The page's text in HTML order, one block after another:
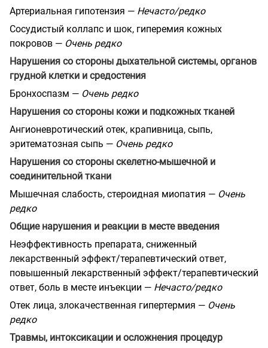
Артериальная гипотензия — Нечасто/редко
Сосудистый коллапс и шок, гиперемия кожных
покровов — Очень редко
Нарушения со стороны дыхательной системы, органов
грудной клетки и средостения
Бронхоспазм — Очень редко
Нарушения со стороны кожи и подкожных тканей
Ангионевротический отек, крапивница, сыпь,
эритематозная сыпь — Очень редко
Нарушения со стороны скелетно-мышечной и
соединительной ткани
Мышечная слабость, стероидная миопатия — Очень
редко
Общие нарушения и реакции в месте введения
Неэффективность препарата, сниженный
лекарственный эффект/терапевтический ответ,
повышенный лекарственный эффект/терапевтический
ответ, боль в месте инъекции — Нечасто/редко
Отек лица, злокачественная гипертермия — Очень
редко
Травмы, интоксикации и осложнения процедур